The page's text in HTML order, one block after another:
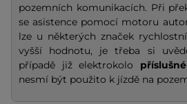
pozemních komunikacích. Při
se asistence pomocí motoru
lze u některých značek
vyšší hodnotu, je třeba si
případě již elektrokolo
nesmí být použito k jízdě na